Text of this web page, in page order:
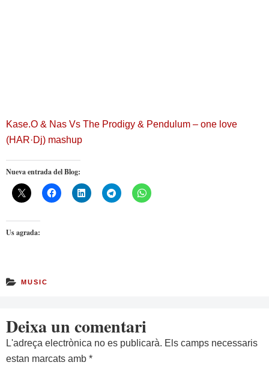
Kase.O & Nas Vs The Prodigy & Pendulum – one love
(HAR·Dj) mashup
Nueva entrada del Blog:
Us agrada:
MUSIC
Deixa un comentari
L'adreça electrònica no es publicarà. Els camps necessaris
estan marcats amb *